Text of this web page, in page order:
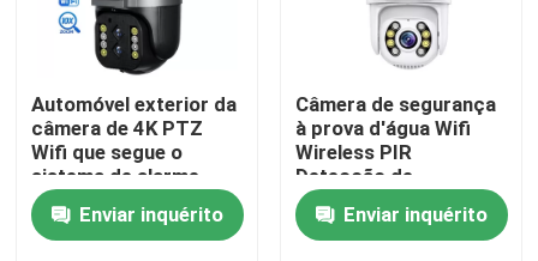
Câmara de segurança impermeável exterior
câmera 4G solar
Câmera solar de Wifi
Automóvel exterior da
câmera de 4K PTZ
Wifi que segue o
sistema de alarme
seguro da casa
Enviar inquérito
Câmera de segurança
à prova d'água Wifi
Wireless PIR
Detecção de
movimento Câmera de
vigilância de circuito
fechado
Enviar inquérito